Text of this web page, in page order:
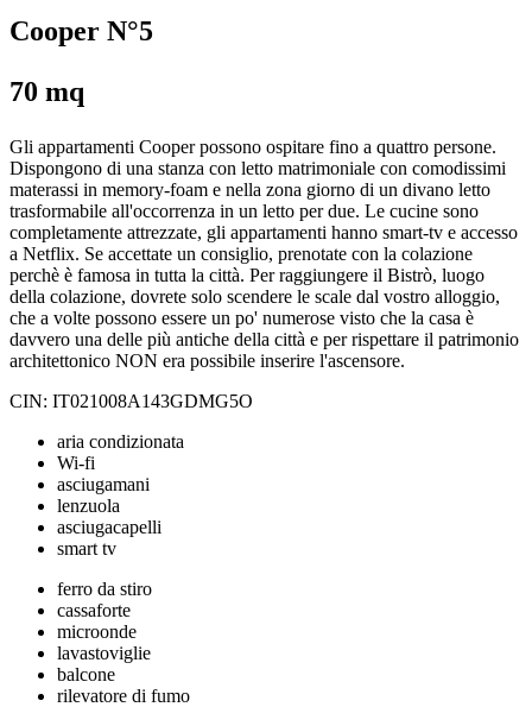
Cooper N°5
70 mq
Gli appartamenti Cooper possono ospitare fino a quattro persone.
Dispongono di una stanza con letto matrimoniale con comodissimi
materassi in memory-foam e nella zona giorno di un divano letto
trasformabile all'occorrenza in un letto per due. Le cucine sono
completamente attrezzate, gli appartamenti hanno smart-tv e accesso
a Netflix. Se accettate un consiglio, prenotate con la colazione
perchè è famosa in tutta la città. Per raggiungere il Bistrò, luogo
della colazione, dovrete solo scendere le scale dal vostro alloggio,
che a volte possono essere un po' numerose visto che la casa è
davvero una delle più antiche della città e per rispettare il patrimonio
architettonico NON era possibile inserire l'ascensore.
CIN: IT021008A143GDMG5O
aria condizionata
Wi-fi
asciugamani
lenzuola
asciugacapelli
smart tv
ferro da stiro
cassaforte
microonde
lavastoviglie
balcone
rilevatore di fumo